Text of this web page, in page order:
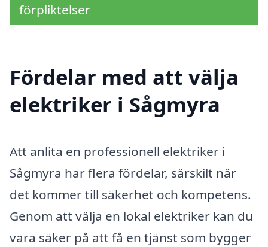
förpliktelser
Fördelar med att välja
elektriker i Sågmyra
Att anlita en professionell elektriker i
Sågmyra har flera fördelar, särskilt när
det kommer till säkerhet och kompetens.
Genom att välja en lokal elektriker kan du
vara säker på att få en tjänst som bygger